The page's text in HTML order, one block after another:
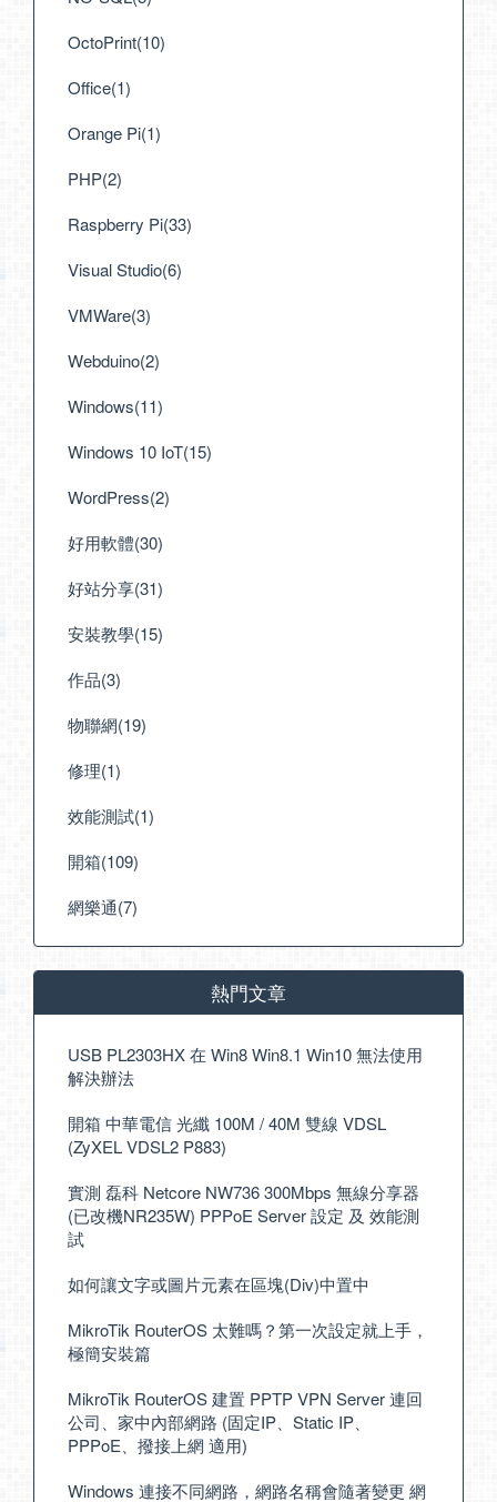
OctoPrint(10)
Office(1)
Orange Pi(1)
PHP(2)
Raspberry Pi(33)
Visual Studio(6)
VMWare(3)
Webduino(2)
Windows(11)
Windows 10 IoT(15)
WordPress(2)
好用軟體(30)
好站分享(31)
安裝教學(15)
作品(3)
物聯網(19)
修理(1)
效能測試(1)
開箱(109)
網樂通(7)
熱門文章
USB PL2303HX 在 Win8 Win8.1 Win10 無法使用
解決辦法
開箱 中華電信 光纖 100M / 40M 雙線 VDSL
(ZyXEL VDSL2 P883)
實測 磊科 Netcore NW736 300Mbps 無線分享器
(已改機NR235W) PPPoE Server 設定 及 效能測
試
如何讓文字或圖片元素在區塊(Div)中置中
MikroTik RouterOS 太難嗎？第一次設定就上手，
極簡安裝篇
MikroTik RouterOS 建置 PPTP VPN Server 連回
公司、家中內部網路 (固定IP、Static IP、
PPPoE、撥接上網 適用)
Windows 連接不同網路，網路名稱會隨著變更 網